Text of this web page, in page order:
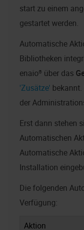
start zu einem
gestartet werden.
Automatische
Bibliotheken
enaio® über das
'Zusätze'
der
Erst dann stehen
Automatischen
Automatische
Installation
Die folgenden
Verfügung:
Aktion